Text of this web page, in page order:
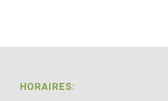
HORAIRES: